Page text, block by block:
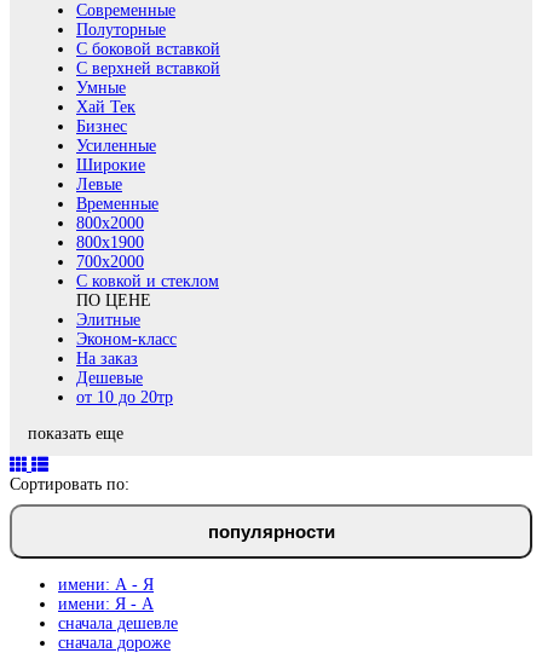
Современные
Полуторные
С боковой вставкой
С верхней вставкой
Умные
Хай Тек
Бизнес
Усиленные
Широкие
Левые
Временные
800х2000
800x1900
700x2000
С ковкой и стеклом
ПО ЦЕНЕ
Элитные
Эконом-класс
На заказ
Дешевые
от 10 до 20тр
показать еще
Сортировать по:
популярности
имени: А - Я
имени: Я - А
сначала дешевле
сначала дороже